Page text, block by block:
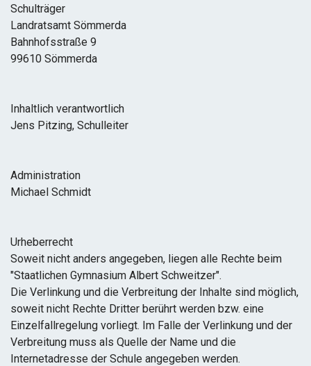
Schulträger
Landratsamt Sömmerda
Bahnhofsstraße 9
99610 Sömmerda
Inhaltlich verantwortlich
Jens Pitzing, Schulleiter
Administration
Michael Schmidt
Urheberrecht
Soweit nicht anders angegeben, liegen alle Rechte beim
"Staatlichen Gymnasium Albert Schweitzer".
Die Verlinkung und die Verbreitung der Inhalte sind möglich,
soweit nicht Rechte Dritter berührt werden bzw. eine
Einzelfallregelung vorliegt. Im Falle der Verlinkung und der
Verbreitung muss als Quelle der Name und die
Internetadresse der Schule angegeben werden.